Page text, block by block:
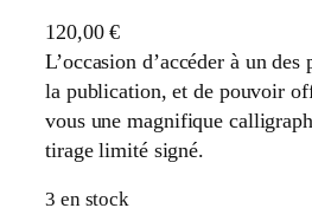
120,00€
L’occasion d’accéder à un
la publication, et de pouvoir
vous une magnifique
tirage limité signé.
3 en stock